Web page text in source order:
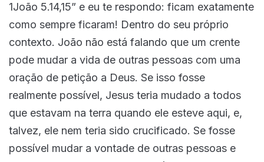
1João 5.14,15” e eu te respondo: ficam exatamente
como sempre ficaram! Dentro do seu próprio
contexto. João não está falando que um crente
pode mudar a vida de outras pessoas com uma
oração de petição a Deus. Se isso fosse
realmente possível, Jesus teria mudado a todos
que estavam na terra quando ele esteve aqui, e,
talvez, ele nem teria sido crucificado. Se fosse
possível mudar a vontade de outras pessoas e